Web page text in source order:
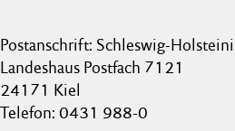
Postanschrift: Schleswig-
Landeshaus Postfach 7121
24171 Kiel
Telefon: 0431 988-0